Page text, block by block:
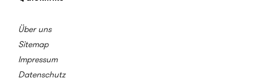
Über uns
Sitemap
Impressum
Datenschutz